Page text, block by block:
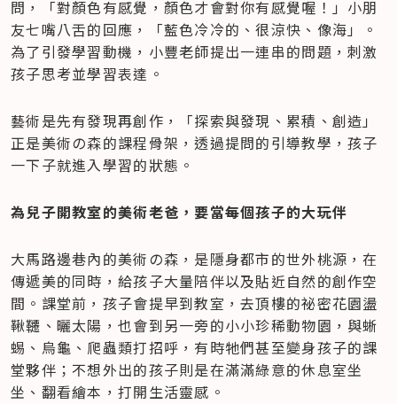
問，「對顏色有感覺，顏色才會對你有感覺喔！」小朋
友七嘴八舌的回應，「藍色冷冷的、很涼快、像海」。
為了引發學習動機，小豐老師提出一連串的問題，刺激
孩子思考並學習表達。
藝術是先有發現再創作，「探索與發現、累積、創造」
正是美術の森的課程骨架，透過提問的引導教學，孩子
一下子就進入學習的狀態。
為兒子開教室的美術老爸，要當每個孩子的大玩伴
大馬路邊巷內的美術の森，是隱身都市的世外桃源，在
傳遞美的同時，給孩子大量陪伴以及貼近自然的創作空
間。課堂前，孩子會提早到教室，去頂樓的祕密花園盪
鞦韆、曬太陽，也會到另一旁的小小珍稀動物園，與蜥
蜴、烏龜、爬蟲類打招呼，有時牠們甚至變身孩子的課
堂夥伴；不想外出的孩子則是在滿滿綠意的休息室坐
坐、翻看繪本，打開生活靈感。